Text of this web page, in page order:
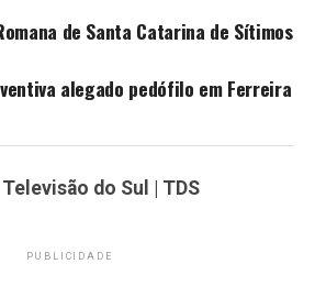
de Santa Catarina de Sítimos
alegado pedófilo em Ferreira
Televisão do Sul | TDS
PUBLICIDADE